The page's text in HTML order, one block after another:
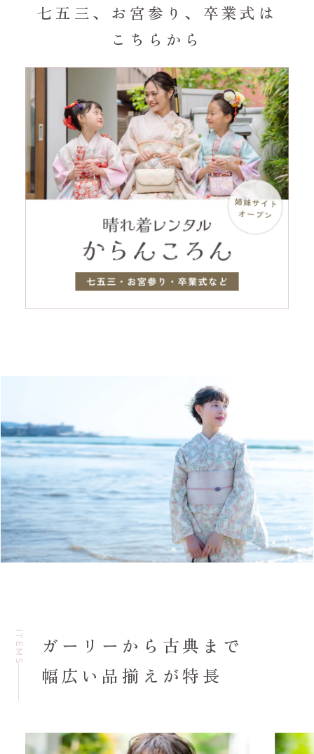
七五三、お宮参り、卒業式は
こちらから
ITEMS
ガーリーから古典まで
幅広い品揃えが特長